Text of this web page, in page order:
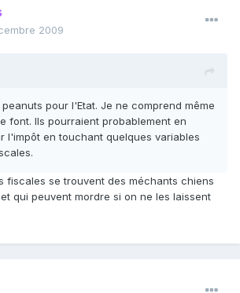
2009
pour l'Etat. Je ne comprend même
font. Ils pourraient probablement en
l'impôt en touchant quelques variables
fiscales se trouvent des méchants chiens
qui peuvent mordre si on ne les laissent